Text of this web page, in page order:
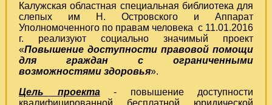
Калужская областная специальная библиотека для
слепых им Н. Островского и Аппарат
Уполномоченного по правам человека с 11.01.2016
г. реализуют социально значимый проект
«Повышение доступности правовой помощи
для граждан с ограниченными
возможностями здоровья».
Цель проекта- повышение доступности